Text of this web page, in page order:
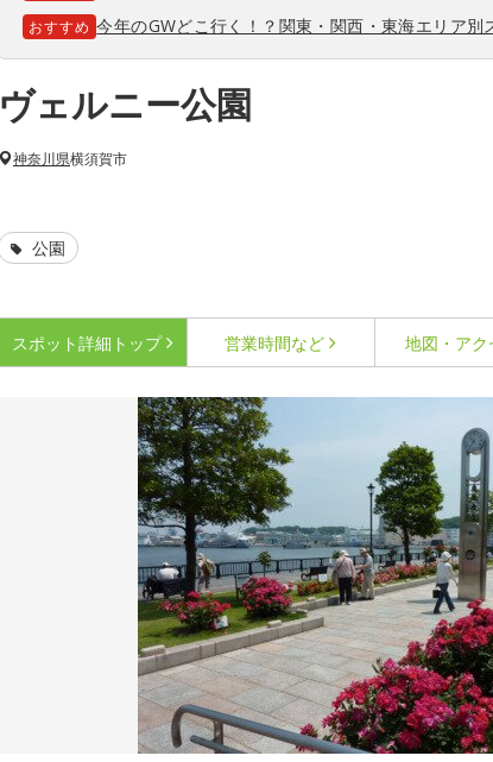
おすすめ 今年のGWどこ行く！？関東・関西・東海エリア別
ヴェルニー公園
神奈川県横須賀市
公園
スポット詳細 トップ 営業時間など 地図・アク